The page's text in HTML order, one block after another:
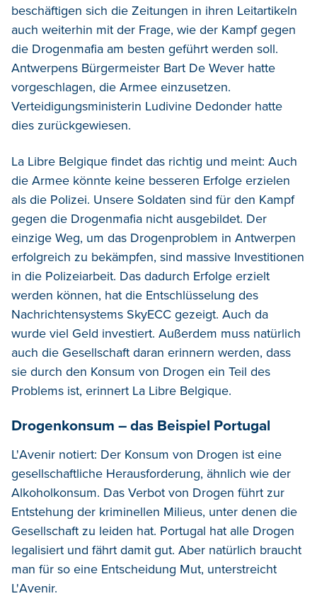
beschäftigen sich die Zeitungen in ihren Leitartikeln
auch weiterhin mit der Frage, wie der Kampf gegen
die Drogenmafia am besten geführt werden soll.
Antwerpens Bürgermeister Bart De Wever hatte
vorgeschlagen, die Armee einzusetzen.
Verteidigungsministerin Ludivine Dedonder hatte
dies zurückgewiesen.
La Libre Belgique findet das richtig und meint: Auch
die Armee könnte keine besseren Erfolge erzielen
als die Polizei. Unsere Soldaten sind für den Kampf
gegen die Drogenmafia nicht ausgebildet. Der
einzige Weg, um das Drogenproblem in Antwerpen
erfolgreich zu bekämpfen, sind massive Investitionen
in die Polizeiarbeit. Das dadurch Erfolge erzielt
werden können, hat die Entschlüsselung des
Nachrichtensystems SkyECC gezeigt. Auch da
wurde viel Geld investiert. Außerdem muss natürlich
auch die Gesellschaft daran erinnern werden, dass
sie durch den Konsum von Drogen ein Teil des
Problems ist, erinnert La Libre Belgique.
Drogenkonsum – das Beispiel Portugal
L'Avenir notiert: Der Konsum von Drogen ist eine
gesellschaftliche Herausforderung, ähnlich wie der
Alkoholkonsum. Das Verbot von Drogen führt zur
Entstehung der kriminellen Milieus, unter denen die
Gesellschaft zu leiden hat. Portugal hat alle Drogen
legalisiert und fährt damit gut. Aber natürlich braucht
man für so eine Entscheidung Mut, unterstreicht
L'Avenir.